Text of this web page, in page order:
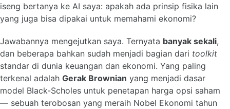
iseng bertanya ke AI saya: apakah ada prinsip fisika lain
yang juga bisa dipakai untuk memahami ekonomi?
Jawabannya mengejutkan saya. Ternyata banyak sekali,
dan beberapa bahkan sudah menjadi bagian dari toolkit
standar di dunia keuangan dan ekonomi. Yang paling
terkenal adalah Gerak Brownian yang menjadi dasar
model Black-Scholes untuk penetapan harga opsi saham
— sebuah terobosan yang meraih Nobel Ekonomi tahun